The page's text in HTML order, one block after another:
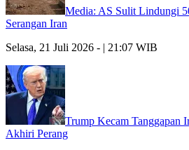
Media: AS Sulit Lindungi
Serangan Iran
Selasa, 21 Juli 2026 - | 21:07 WIB
Trump Kecam Tanggapan
Akhiri Perang